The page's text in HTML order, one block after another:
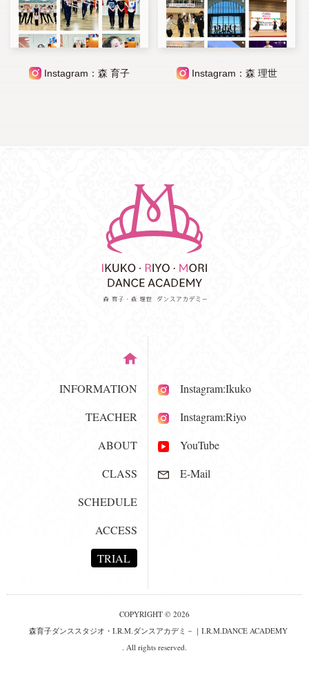
Instagram：森 育子 Instagram：森 理世
INFORMATION
TEACHER
ABOUT
CLASS
SCHEDULE
ACCESS
TRIAL
Instagram:Ikuko
Instagram:Riyo
YouTube
E-Mail
COPYRIGHT © 2026
森育子ダンススタジオ・I.R.M.ダンスアカデミ－｜I.R.M.DANCE ACADEMY
. All rights reserved.